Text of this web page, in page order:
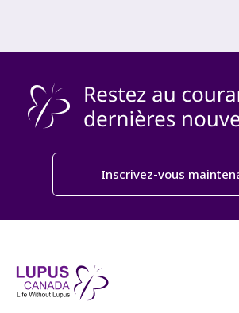
Inscrivez-vous